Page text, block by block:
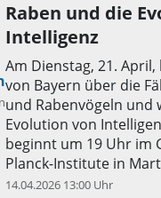
Raben und die
Intelligenz
Am Dienstag, 21.
von Bayern über die
und Rabenvögeln und
Evolution von
beginnt um 19 Uhr im
Planck-Institute in
18) und online im
14.04.2026 13:00 Uhr